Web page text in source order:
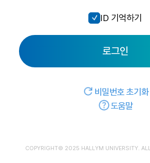
ID 기억하기
로그인
비밀번호 초기화
도움말
COPYRIGHT© 2025 HALLYM UNIVERSITY.